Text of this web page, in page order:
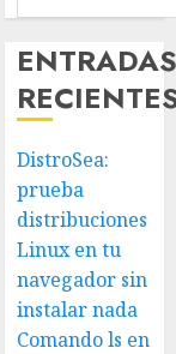
DistroSea:
prueba
distribuciones
Linux en tu
navegador sin
instalar nada
Comando ls en